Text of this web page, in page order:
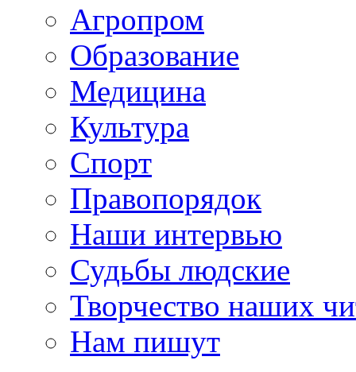
Агропром
Образование
Медицина
Культура
Спорт
Правопорядок
Наши интервью
Судьбы людские
Творчество наших
Нам пишут